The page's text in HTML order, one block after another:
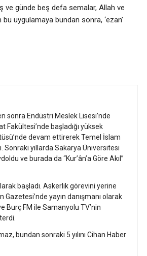
ve günde beş defa semalar, Allah ve
uygulamaya bundan sonra, ‘ezan’
sonra Endüstri Meslek Lisesi’nde
Fakültesi’nde başladığı yüksek
devam ettirerek Temel İslam
Sonraki yıllarda Sakarya Üniversitesi
ve burada da “Kur’ân’a Göre Akıl”
başladı. Askerlik görevini yerine
yayın danışmanı olarak
Burç FM ile Samanyolu TV’nin
bundan sonraki 5 yılını Cihan Haber